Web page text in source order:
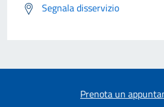
Segnala disservizio
Prenota un